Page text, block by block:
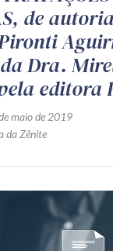
de
Dra.
editora
maio de 2019
da Zênite